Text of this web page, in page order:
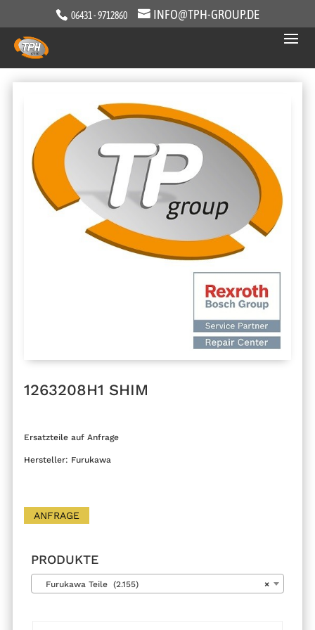
06431 - 9712860 INFO@TPH-GROUP.DE
1263208H1 SHIM
Ersatzteile auf Anfrage
Hersteller: Furukawa
ANFRAGE
PRODUKTE
×
Furukawa Teile (2.155)